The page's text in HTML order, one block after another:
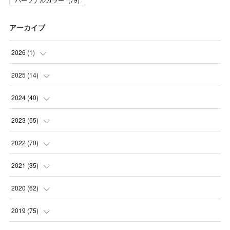
アーカイブ
2026 (1)
(1
2025 (14)
(10 )
(1
(1
(2
2024 (40)
(1
(1
(3
(2
2023 (55)
(2
(4
(3
(3
2022 (70)
(7
(11 )
(8
2021 (35)
(5
(7
2020 (62)
(6
2019 (75)